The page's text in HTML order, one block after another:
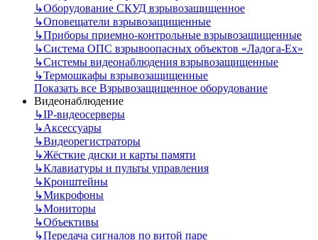
↳Оборудование СКУД взрывозащищенное
↳Оповещатели взрывозащищенные
↳Приборы приемно-контрольные взрывозащищенные
↳Система ОПС взрывоопасных объектов «Ладога-Ex»
↳Системы видеонаблюдения взрывозащищенные
↳Термошкафы взрывозащищенные
Показать все Взрывозащищенное оборудование
Видеонаблюдение
↳IP-видеосерверы
↳Аксессуары
↳Видеорегистраторы
↳Жёсткие диски и карты памяти
↳Клавиатуры и пульты управления
↳Кронштейны
↳Микрофоны
↳Мониторы
↳Объективы
↳Передача сигналов по витой паре